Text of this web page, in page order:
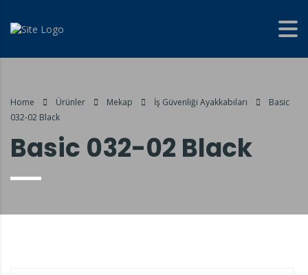
Home Ürünler Mekap İş Güvenliği Ayakkabıları
Basic
032-02 Black
Basic 032-02 Black